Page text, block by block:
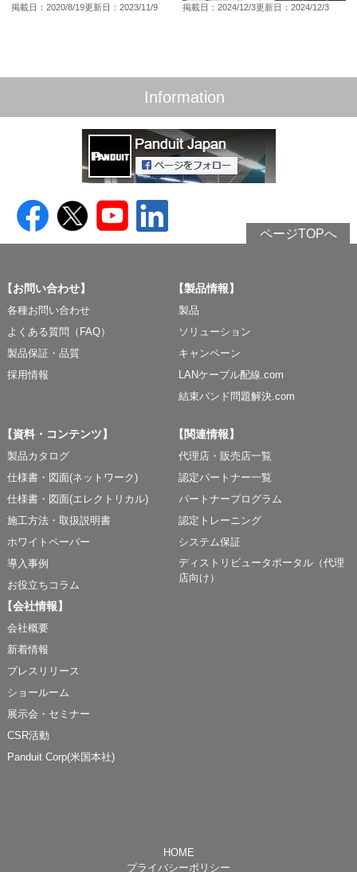
掲載日：2020/8/19更新日：2023/11/9 掲載日：2024/12/3更新日：2024/12/3
Information
ページTOPへ
【お問い合わせ】
各種お問い合わせ
よくある質問（FAQ）
製品保証・品質
採用情報
【製品情報】
製品
ソリューション
キャンペーン
LANケーブル配線.com
結束バンド問題解決.com
【資料・コンテンツ】
製品カタログ
仕様書・図面(ネットワーク)
仕様書・図面(エレクトリカル)
施工方法・取扱説明書
ホワイトペーパー
導入事例
お役立ちコラム
【関連情報】
代理店・販売店一覧
認定パートナー一覧
パートナープログラム
認定トレーニング
システム保証
ディストリビュータポータル（代理
店向け）
【会社情報】
会社概要
新着情報
プレスリリース
ショールーム
展示会・セミナー
CSR活動
Panduit Corp(米国本社)
HOME
プライバシーポリシー